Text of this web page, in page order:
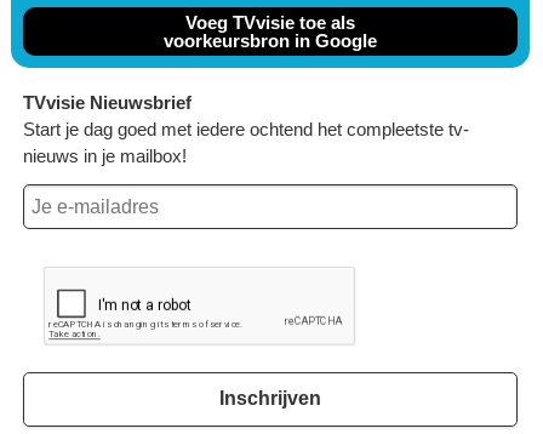
Voeg TVvisie toe als
voorkeursbron in Google
TVvisie Nieuwsbrief
Start je dag goed met iedere ochtend het compleetste tv-
nieuws in je mailbox!
Inschrijven